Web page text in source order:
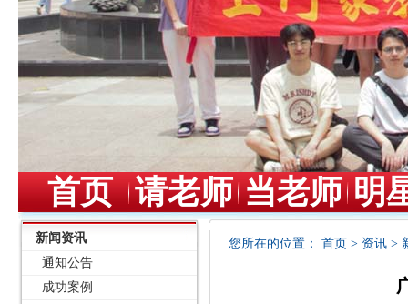
首页 请老师 当老师 明
新闻资讯
通知公告
成功案例
您所在的位置： 首页 > 资讯 >